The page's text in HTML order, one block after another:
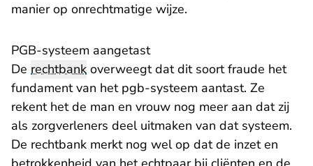
manier op onrechtmatige wijze.
PGB-systeem aangetast
De rechtbank overweegt dat dit soort fraude het
fundament van het pgb-systeem aantast. Ze
rekent het de man en vrouw nog meer aan dat zij
als zorgverleners deel uitmaken van dat systeem.
De rechtbank merkt nog wel op dat de inzet en